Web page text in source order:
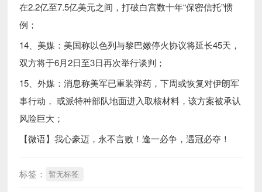
在2.2亿至7.5亿美元之间，打破白宫数十年“保密信托”惯
例；
14、美媒：美国称以色列与黎巴嫩停火协议将延长45天，
双方将于6月2日至3日再次举行谈判；
15、外媒：消息称美军已重装弹药，下周或恢复对伊朗军
事行动， 或派特种部队地面进入取核材料，该方案被承认
风险巨大；
【微语】我心豪迈，永不言败！逢一必争，遇冠必夺！
标签： 暂无标签